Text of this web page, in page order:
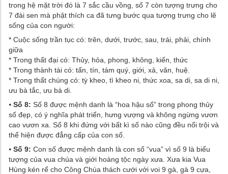
trong hệ mặt trời đó là 7 sắc cầu vồng, số 7 còn tượng trưng cho
7 đài sen mà phật thích ca đã tưng bước qua tượng trưng cho lẽ
sống của con người:
* Cuộc sống trần tục có: trên, dưới, trước, sau, trái, phải, chính
giữa
* Trong thất đại có: Thủy, hỏa, phong, không, kiến, thức
* Trong thành tài có: tấn, tín, tám quý, giới, xả, văn, huệ.
* Trong thất chúng có: tỳ kheo, tì kheo ni, thức xoa, sa di, sa di ni,
ưu bà tắc, ưu bà di.
⦁ Số 8: Số 8 được mệnh danh là “hoa hậu số” trong phong thủy
số đẹp, có ý nghĩa phát triển, hưng vượng và không ngừng vươn
cao vươn xa. Số 8 khi đứng với bất kì số nào cũng đều nổi trội và
thể hiện được đẳng cấp của con số.
⦁ Số 9: Con số được mệnh danh là con số “vua” vì số 9 là biểu
tượng của vua chúa và giới hoàng tộc ngày xưa. Xưa kia Vua
Hùng kén rể cho Công Chúa thách cưới với voi 9 gà, gà 9 cựa,